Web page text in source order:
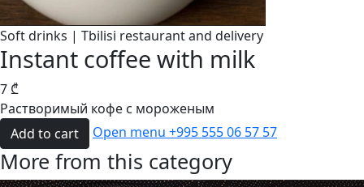
Soft drinks | Tbilisi restaurant and delivery
Instant coffee with milk
7₾
Растворимый кофе с мороженым
Add to cart
Open menu +995 555 06 57 57
More from this category